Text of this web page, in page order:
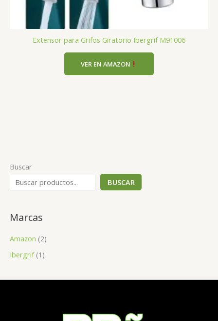
Buscar
BUSCAR
Marcas
Amazon (2)
Ibergrif (1)
Extensor para Grifos Giratorio Ibergrif M91006
VER EN AMAZON